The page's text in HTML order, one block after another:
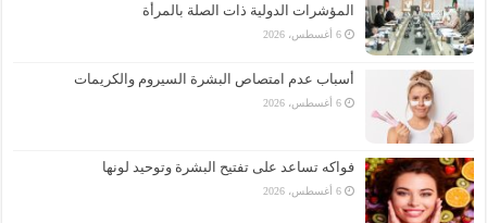
المؤشرات الدولية ذات الصلة بالمرأة
6 أغسطس، 2026
أسباب عدم امتصاص البشرة السيروم والكريمات
6 أغسطس، 2026
فواكه تساعد على تفتيح البشرة وتوحيد لونها
6 أغسطس، 2026